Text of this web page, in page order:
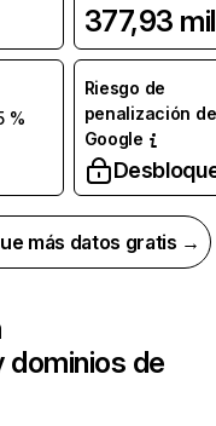
377,93 mil
%
Riesgo de
penalización de
Google
más datos gratis →
dominios de